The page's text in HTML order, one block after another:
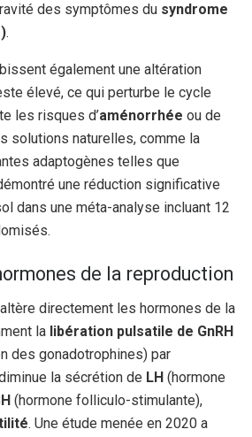
des symptômes du syndrome
.
également une altération
élevé, ce qui perturbe le cycle
les risques d’aménorrhée ou de
solutions naturelles, comme la
adaptogènes telles que
une réduction significative
dans une méta-analyse incluant 12
de la reproduction
directement les hormones de la
la libération pulsatile de GnRH
des gonadotrophines) par
la sécrétion de LH (hormone
(hormone folliculo-stimulante),
. Une étude menée en 2020 a